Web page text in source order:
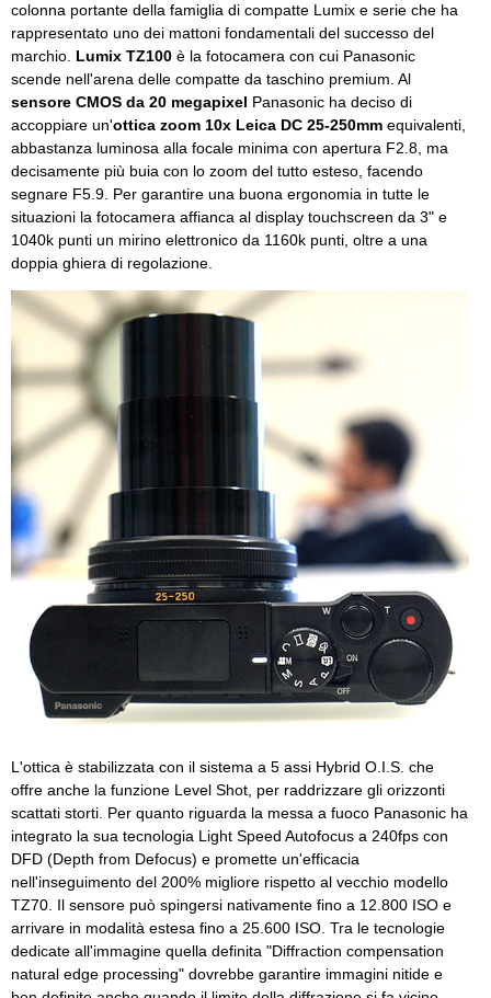
colonna portante della famiglia di compatte Lumix e serie che ha
rappresentato uno dei mattoni fondamentali del successo del
marchio. Lumix TZ100 è la fotocamera con cui Panasonic
scende nell'arena delle compatte da taschino premium. Al
sensore CMOS da 20 megapixel Panasonic ha deciso di
accoppiare un'ottica zoom 10x Leica DC 25-250mm equivalenti,
abbastanza luminosa alla focale minima con apertura F2.8, ma
decisamente più buia con lo zoom del tutto esteso, facendo
segnare F5.9. Per garantire una buona ergonomia in tutte le
situazioni la fotocamera affianca al display touchscreen da 3" e
1040k punti un mirino elettronico da 1160k punti, oltre a una
doppia ghiera di regolazione.
L'ottica è stabilizzata con il sistema a 5 assi Hybrid O.I.S. che
offre anche la funzione Level Shot, per raddrizzare gli orizzonti
scattati storti. Per quanto riguarda la messa a fuoco Panasonic ha
integrato la sua tecnologia Light Speed Autofocus a 240fps con
DFD (Depth from Defocus) e promette un'efficacia
nell'inseguimento del 200% migliore rispetto al vecchio modello
TZ70. Il sensore può spingersi nativamente fino a 12.800 ISO e
arrivare in modalità estesa fino a 25.600 ISO. Tra le tecnologie
dedicate all'immagine quella definita "Diffraction compensation
natural edge processing" dovrebbe garantire immagini nitide e